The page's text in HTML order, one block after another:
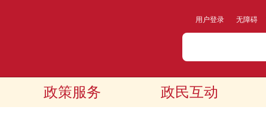
用户登录 无障碍
政策服务 政民互动